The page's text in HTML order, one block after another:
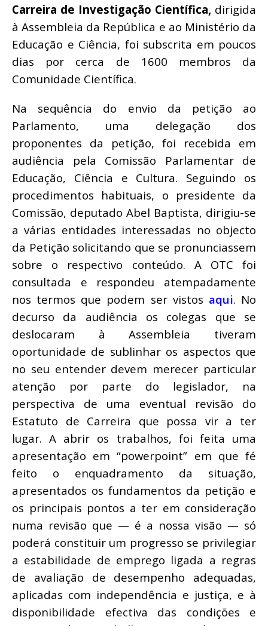
Carreira de Investigação Científica, dirigida
à Assembleia da República e ao Ministério da
Educação e Ciência, foi subscrita em poucos
dias por cerca de 1600 membros da
Comunidade Científica.
Na sequência do envio da petição ao
Parlamento, uma delegação dos
proponentes da petição, foi recebida em
audiência pela Comissão Parlamentar de
Educação, Ciência e Cultura. Seguindo os
procedimentos habituais, o presidente da
Comissão, deputado Abel Baptista, dirigiu-se
a várias entidades interessadas no objecto
da Petição solicitando que se pronunciassem
sobre o respectivo conteúdo. A OTC foi
consultada e respondeu atempadamente
nos termos que podem ser vistos aqui. No
decurso da audiência os colegas que se
deslocaram à Assembleia tiveram
oportunidade de sublinhar os aspectos que
no seu entender devem merecer particular
atenção por parte do legislador, na
perspectiva de uma eventual revisão do
Estatuto de Carreira que possa vir a ter
lugar. A abrir os trabalhos, foi feita uma
apresentação em “powerpoint” em que fé
feito o enquadramento da situação,
apresentados os fundamentos da petição e
os principais pontos a ter em consideração
numa revisão que — é a nossa visão — só
poderá constituir um progresso se privilegiar
a estabilidade de emprego ligada a regras
de avaliação de desempenho adequadas,
aplicadas com independência e justiça, e à
disponibilidade efectiva das condições e